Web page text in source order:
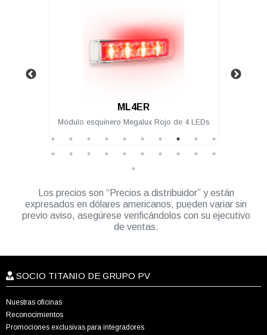
Rojo de 4 LEDs
Módulo intermedio Megalux Ámbar de 4
Los precios son “Precios a distribuidor” y están
expresados en dólares americanos, pueden variar sin
previo aviso, asegúrese verificándolos con su ejecutivo
de ventas.
SOCIO TITANIO DE GRUPO PV
Nuestras oficinas
Reconocimientos
Promociones exclusivas para integradores